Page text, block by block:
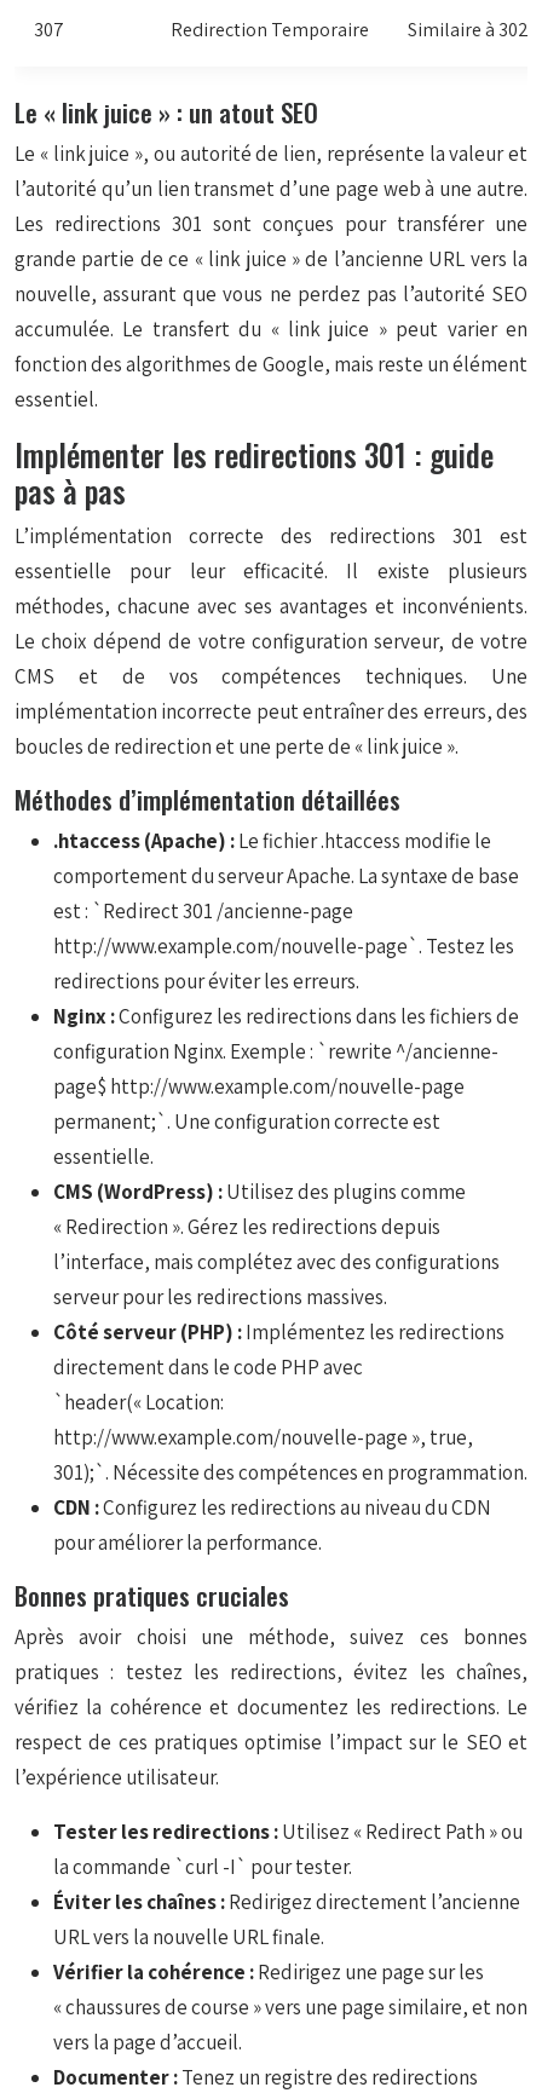
307 Redirection Temporaire Similaire à 302
Le « link juice » : un atout SEO
Le « link juice », ou autorité de lien, représente la valeur et
l’autorité qu’un lien transmet d’une page web à une autre.
Les redirections 301 sont conçues pour transférer une
grande partie de ce « link juice » de l’ancienne URL vers la
nouvelle, assurant que vous ne perdez pas l’autorité SEO
accumulée. Le transfert du « link juice » peut varier en
fonction des algorithmes de Google, mais reste un élément
essentiel.
Implémenter les redirections 301 : guide
pas à pas
L’implémentation correcte des redirections 301 est
essentielle pour leur efficacité. Il existe plusieurs
méthodes, chacune avec ses avantages et inconvénients.
Le choix dépend de votre configuration serveur, de votre
CMS et de vos compétences techniques. Une
implémentation incorrecte peut entraîner des erreurs, des
boucles de redirection et une perte de « link juice ».
Méthodes d’implémentation détaillées
.htaccess (Apache) :Le fichier .htaccess modifie le
comportement du serveur Apache. La syntaxe de base
est : `Redirect 301 /ancienne-page
http://www.example.com/nouvelle-page`. Testez les
redirections pour éviter les erreurs.
Nginx :Configurez les redirections dans les fichiers de
configuration Nginx. Exemple : `rewrite ^/ancienne-
page$ http://www.example.com/nouvelle-page
permanent;`. Une configuration correcte est
essentielle.
CMS (WordPress) :Utilisez des plugins comme
« Redirection ». Gérez les redirections depuis
l’interface, mais complétez avec des configurations
serveur pour les redirections massives.
Côté serveur (PHP) :Implémentez les redirections
directement dans le code PHP avec
`header(« Location:
http://www.example.com/nouvelle-page », true,
301);`. Nécessite des compétences en programmation.
CDN :Configurez les redirections au niveau du CDN
pour améliorer la performance.
Bonnes pratiques cruciales
Après avoir choisi une méthode, suivez ces bonnes
pratiques : testez les redirections, évitez les chaînes,
vérifiez la cohérence et documentez les redirections. Le
respect de ces pratiques optimise l’impact sur le SEO et
l’expérience utilisateur.
Tester les redirections :Utilisez « Redirect Path » ou
la commande `curl -I` pour tester.
Éviter les chaînes :Redirigez directement l’ancienne
URL vers la nouvelle URL finale.
Vérifier la cohérence :Redirigez une page sur les
« chaussures de course » vers une page similaire, et non
vers la page d’accueil.
Documenter :Tenez un registre des redirections